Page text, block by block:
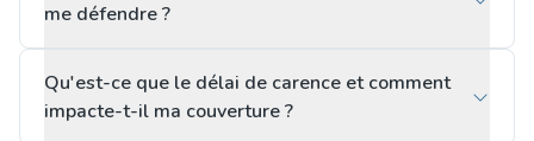
me défendre ?
Qu'est-ce que le délai de carence et comment
impacte-t-il ma couverture ?